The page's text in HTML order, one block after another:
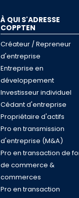
À QUI S'ADRESSE
COPPTEN
Créateur / Repreneur
d'entreprise
Entreprise en
développement
Investisseur individuel
Cédant d'entreprise
Propriétaire d'actifs
Pro en transmission
d'entreprise (M&A)
Pro en transaction de
de commerce &
commerces
Pro en transaction